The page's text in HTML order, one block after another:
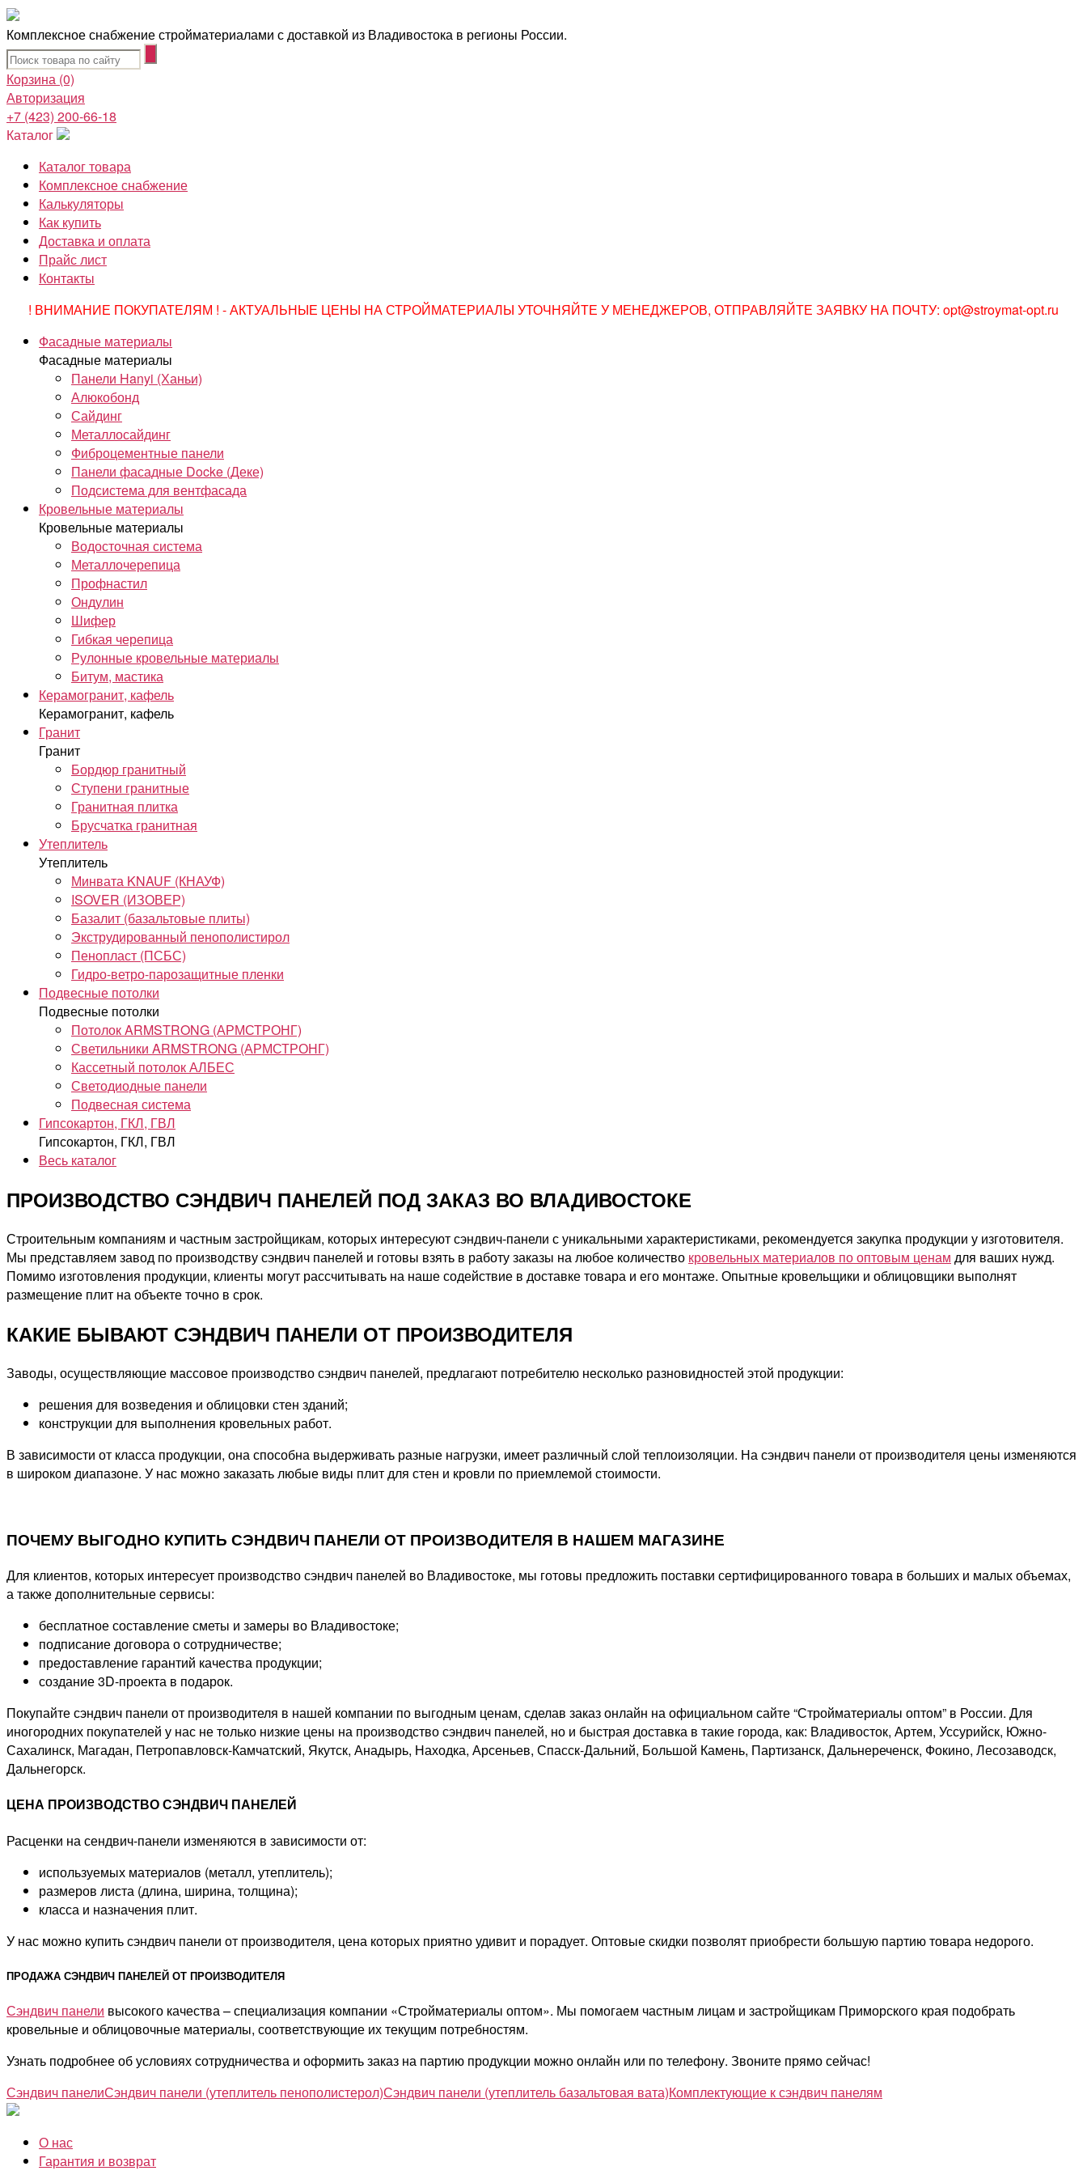
Комплексное снабжение стройматериалами с доставкой из Владивостока в регионы России.
Корзина (0)
Авторизация
+7 (423) 200-66-18
Каталог
Каталог товара
Комплексное снабжение
Калькуляторы
Как купить
Доставка и оплата
Прайс лист
Контакты
! ВНИМАНИЕ ПОКУПАТЕЛЯМ ! - АКТУАЛЬНЫЕ ЦЕНЫ НА СТРОЙМАТЕРИАЛЫ УТОЧНЯЙТЕ У МЕНЕДЖЕРОВ, ОТПРАВЛЯЙТЕ ЗАЯВКУ НА ПОЧТУ: opt@stroymat-opt.ru
Фасадные материалы
Фасадные материалы
Панели Hanyi (Ханьи)
Алюкобонд
Сайдинг
Металлосайдинг
Фиброцементные панели
Панели фасадные Docke (Деке)
Подсистема для вентфасада
Кровельные материалы
Кровельные материалы
Водосточная система
Металлочерепица
Профнастил
Ондулин
Шифер
Гибкая черепица
Рулонные кровельные материалы
Битум, мастика
Керамогранит, кафель
Керамогранит, кафель
Гранит
Гранит
Бордюр гранитный
Ступени гранитные
Гранитная плитка
Брусчатка гранитная
Утеплитель
Утеплитель
Минвата KNAUF (КНАУФ)
ISOVER (ИЗОВЕР)
Базалит (базальтовые плиты)
Экструдированный пенополистирол
Пенопласт (ПСБС)
Гидро-ветро-парозащитные пленки
Подвесные потолки
Подвесные потолки
Потолок ARMSTRONG (АРМСТРОНГ)
Светильники ARMSTRONG (АРМСТРОНГ)
Кассетный потолок АЛБЕС
Светодиодные панели
Подвесная система
Гипсокартон, ГКЛ, ГВЛ
Гипсокартон, ГКЛ, ГВЛ
Весь каталог
ПРОИЗВОДСТВО СЭНДВИЧ ПАНЕЛЕЙ ПОД ЗАКАЗ ВО ВЛАДИВОСТОКЕ
Строительным компаниям и частным застройщикам, которых интересуют сэндвич-панели с уникальными характеристиками, рекомендуется закупка продукции у изготовителя.
Мы представляем завод по производству сэндвич панелей и готовы взять в работу заказы на любое количество кровельных материалов по оптовым ценам для ваших нужд.
Помимо изготовления продукции, клиенты могут рассчитывать на наше содействие в доставке товара и его монтаже. Опытные кровельщики и облицовщики выполнят
размещение плит на объекте точно в срок.
КАКИЕ БЫВАЮТ СЭНДВИЧ ПАНЕЛИ ОТ ПРОИЗВОДИТЕЛЯ
Заводы, осуществляющие массовое производство сэндвич панелей, предлагают потребителю несколько разновидностей этой продукции:
решения для возведения и облицовки стен зданий;
конструкции для выполнения кровельных работ.
В зависимости от класса продукции, она способна выдерживать разные нагрузки, имеет различный слой теплоизоляции. На сэндвич панели от производителя цены изменяются
в широком диапазоне. У нас можно заказать любые виды плит для стен и кровли по приемлемой стоимости.
ПОЧЕМУ ВЫГОДНО КУПИТЬ СЭНДВИЧ ПАНЕЛИ ОТ ПРОИЗВОДИТЕЛЯ В НАШЕМ МАГАЗИНЕ
Для клиентов, которых интересует производство сэндвич панелей во Владивостоке, мы готовы предложить поставки сертифицированного товара в больших и малых объемах,
а также дополнительные сервисы:
бесплатное составление сметы и замеры во Владивостоке;
подписание договора о сотрудничестве;
предоставление гарантий качества продукции;
создание 3D-проекта в подарок.
Покупайте сэндвич панели от производителя в нашей компании по выгодным ценам, сделав заказ онлайн на официальном сайте “Стройматериалы оптом” в России. Для
иногородних покупателей у нас не только низкие цены на производство сэндвич панелей, но и быстрая доставка в такие города, как: Владивосток, Артем, Уссурийск, Южно-
Сахалинск, Магадан, Петропавловск-Камчатский, Якутск, Анадырь, Находка, Арсеньев, Спасск-Дальний, Большой Камень, Партизанск, Дальнереченск, Фокино, Лесозаводск,
Дальнегорск.
ЦЕНА ПРОИЗВОДСТВО СЭНДВИЧ ПАНЕЛЕЙ
Расценки на сендвич-панели изменяются в зависимости от:
используемых материалов (металл, утеплитель);
размеров листа (длина, ширина, толщина);
класса и назначения плит.
У нас можно купить сэндвич панели от производителя, цена которых приятно удивит и порадует. Оптовые скидки позволят приобрести большую партию товара недорого.
ПРОДАЖА СЭНДВИЧ ПАНЕЛЕЙ ОТ ПРОИЗВОДИТЕЛЯ
Сэндвич панели высокого качества – специализация компании «Стройматериалы оптом». Мы помогаем частным лицам и застройщикам Приморского края подобрать
кровельные и облицовочные материалы, соответствующие их текущим потребностям.
Узнать подробнее об условиях сотрудничества и оформить заказ на партию продукции можно онлайн или по телефону. Звоните прямо сейчас!
Сэндвич панелиСэндвич панели (утеплитель пенополистерол)Сэндвич панели (утеплитель базальтовая вата)Комплектующие к сэндвич панелям
О нас
Гарантия и возврат